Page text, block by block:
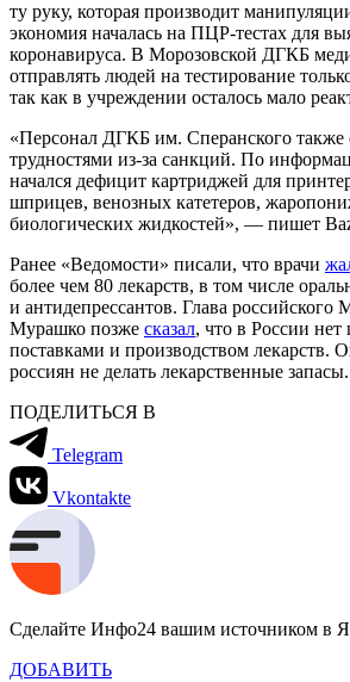
ту руку, которая производит
экономия началась на ПЦР-тестах для
коронавируса. В Морозовской ДГКБ
отправлять людей на тестирование
так как в учреждении осталось мало
«Персонал ДГКБ им. Сперанского также
трудностями из-за санкций. По
начался дефицит картриджей для
шприцев, венозных катетеров,
биологических жидкостей», — пишет
Ранее «Ведомости» писали, что врачи
более чем 80 лекарств, в том числе
и антидепрессантов. Глава
Мурашко позже сказал, что в России нет
поставками и производством лекарств.
россиян не делать лекарственные запасы.
ПОДЕЛИТЬСЯ В
Telegram
Vkontakte
Сделайте Инфо24 вашим источником в
ДОБАВИТЬ